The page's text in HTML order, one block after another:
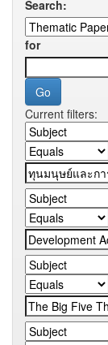
Search:
for
Current filters: